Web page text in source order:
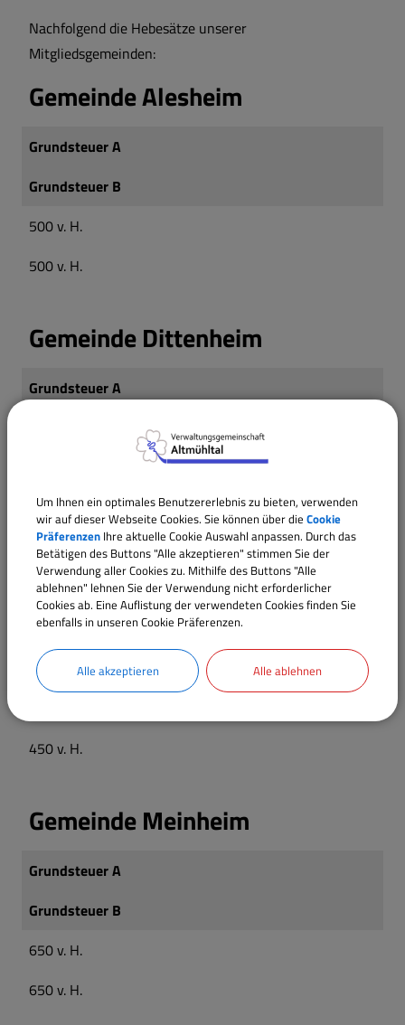
Ver- und Entsorgung
Notrufnummern/Vorsorge
Nachfolgend die Hebesätze unserer
Mitgliedsgemeinden:
Gemeinde Alesheim
Grundsteuer A
Grundsteuer B
500 v. H.
500 v. H.
Gemeinde Dittenheim
Grundsteuer A
525 v. H.
Markt Markt Berolzheim
Grundsteuer A
Grundsteuer B
450 v. H.
Gemeinde Meinheim
Grundsteuer A
Grundsteuer B
650 v. H.
650 v. H.
Um Ihnen ein optimales Benutzererlebnis zu bieten, verwenden
wir auf dieser Webseite Cookies. Sie können über die Cookie
Präferenzen Ihre aktuelle Cookie Auswahl anpassen. Durch das
Betätigen des Buttons "Alle akzeptieren" stimmen Sie der
Verwendung aller Cookies zu. Mithilfe des Buttons "Alle
ablehnen" lehnen Sie der Verwendung nicht erforderlicher
Cookies ab. Eine Auflistung der verwendeten Cookies finden Sie
ebenfalls in unseren Cookie Präferenzen.
Alle akzeptieren Alle ablehnen